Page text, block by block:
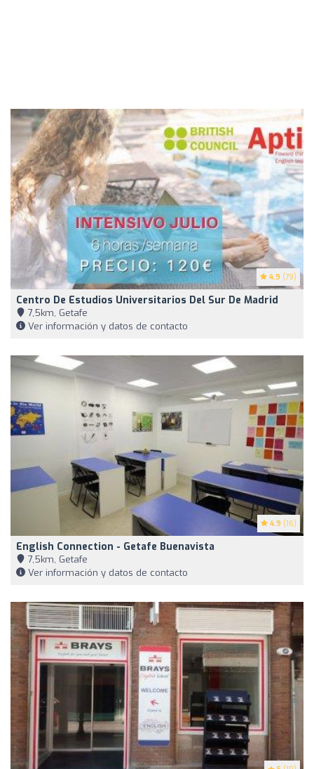
4.9 (79)
Centro De Estudios Universitarios Del Sur De Madrid
7,5km, Getafe
Ver información y datos de contacto
4.9 (16)
English Connection - Getafe Buenavista
7,5km, Getafe
Ver información y datos de contacto